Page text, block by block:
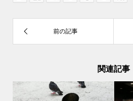
関連記事